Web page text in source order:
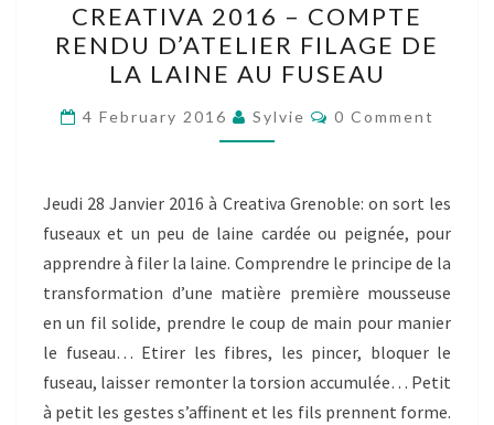
2016
–
COMPTE
RENDU
D’ATELIER
DE
LA
LAINE
AU
FUSEAU
CREATIVA 2016 – COMPTE
RENDU D’ATELIER FILAGE DE
LA LAINE AU FUSEAU
4 February 2016 Sylvie Comments
0 Comment
Jeudi 28 Janvier 2016 à Creativa Grenoble: on sort les
fuseaux et un peu de laine cardée ou peignée, pour
apprendre à filer la laine. Comprendre le principe de la
transformation d’une matière première mousseuse
en un fil solide, prendre le coup de main pour manier
le fuseau… Etirer les fibres, les pincer, bloquer le
fuseau, laisser remonter la torsion accumulée… Petit
à petit les gestes s’affinent et les fils prennent forme.